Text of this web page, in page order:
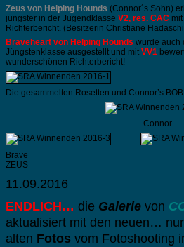
Zeus von Helping Hounds (Connor´s Sohn)
jüngster in der Jugendklasse V2, res. CAC
Richterbericht. (Besitzerin Christiane
Braveheart von Helping Hounds wurde auch
Jüngstenklasse ausgestellt und mit VV1
wunderschönen Richterbericht!
Die gesammelten Rosetten und Connor’s
Connor
Brave
ZEUS
11.09.2016
ENDLICH… die Galerie von
aktualisiert mit den neuen…
alten Fotos vom Fotoshooting